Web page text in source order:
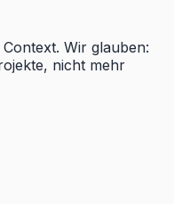
Wir glauben:
nicht mehr